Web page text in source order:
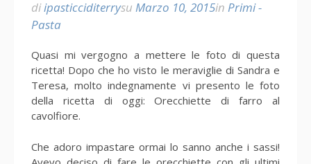
diipasticciditerrysu Marzo 10, 2015in Primi -
Pasta
Quasi mi vergogno a mettere le foto di questa
ricetta! Dopo che ho visto le meraviglie di Sandra e
Teresa, molto indegnamente vi presento le foto
della ricetta di oggi: Orecchiette di farro al
cavolfiore.
Che adoro impastare ormai lo sanno anche i sassi!